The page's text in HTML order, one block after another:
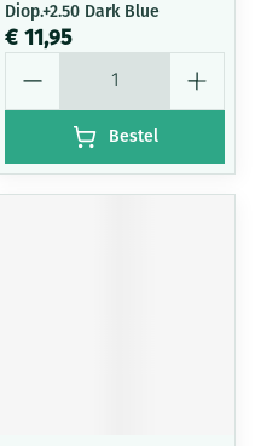
Diop.+2.50 Dark Blue
€ 11,95
Bestel